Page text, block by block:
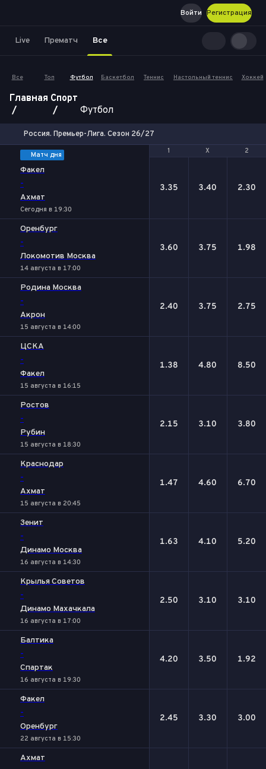
Регистрация
Войти
Live Прематч Все
Все Топ Футбол Баскетбол Теннис Настольный теннис Хоккей
Главная Спорт
Футбол
Россия. Премьер-Лига. Сезон 26/27
1 Х 2
Матч дня
Факел
-
Ахмат
Сегодня в 19:30
1 Х 2
3.35 3.40 2.30
Оренбург
-
Локомотив Москва
14 августа в 17:00
3.60 3.75 1.98
Родина Москва
-
Акрон
15 августа в 14:00
2.40 3.75 2.75
ЦСКА
-
Факел
15 августа в 16:15
1.38 4.80 8.50
Ростов
-
Рубин
15 августа в 18:30
2.15 3.10 3.80
Краснодар
-
Ахмат
15 августа в 20:45
1.47 4.60 6.70
Зенит
-
Динамо Москва
16 августа в 14:30
1.63 4.10 5.20
Крылья Советов
-
Динамо Махачкала
16 августа в 17:00
2.50 3.10 3.10
Балтика
-
Спартак
16 августа в 19:30
4.20 3.50 1.92
Факел
-
Оренбург
22 августа в 15:30
2.45 3.30 3.00
Ахмат